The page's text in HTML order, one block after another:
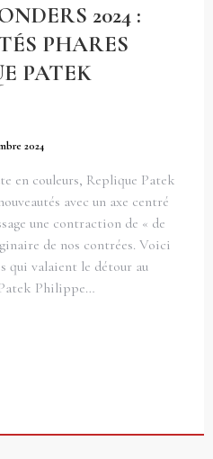
2024 :
PHARES
PATEK
2024
en couleurs, Replique Patek
avec un axe centré
une contraction de « de
de nos contrées. Voici
qui valaient le détour au
Philippe…